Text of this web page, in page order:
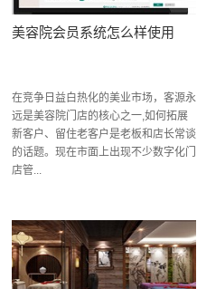
美容院会员系统怎么样使用
在竞争日益白热化的美业市场，客源永
远是美容院门店的核心之一,如何拓展
新客户、留住老客户是老板和店长常谈
的话题。现在市面上出现不少数字化门
店管...